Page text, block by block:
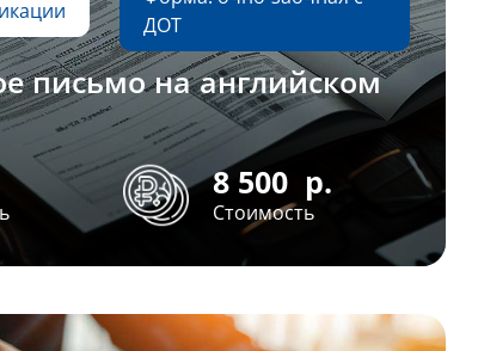
ДОТ
письмо на английском
8 500 р.
Стоимость